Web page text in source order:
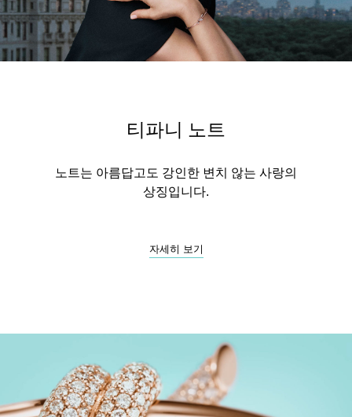
티파니 노트
노트는 아름답고도 강인한 변치 않는 사랑의
상징입니다.
자세히 보기